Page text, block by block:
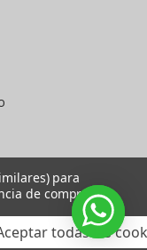
para
de compra.
todas las